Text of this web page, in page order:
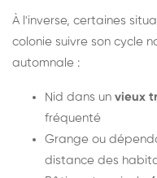
À l'inverse, certaines
colonie suivre son cycle
automnale :
Nid dans un vieux
fréquenté
Grange ou
distance des